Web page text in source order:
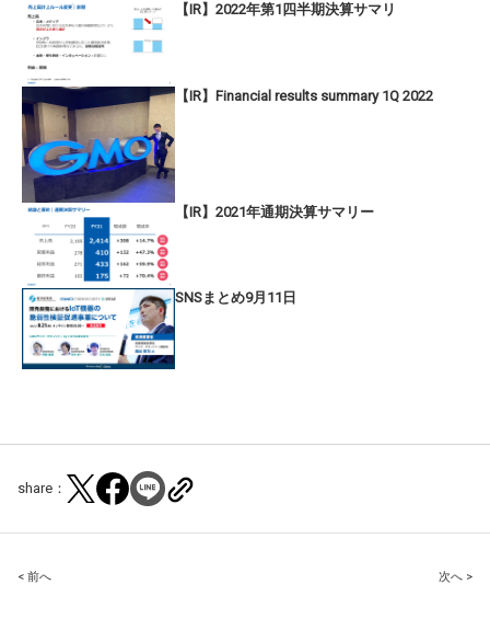
【IR】2022年第1四半期決算サマリ
【IR】Financial results summary 1Q 2022
【IR】2021年通期決算サマリー
SNSまとめ9月11日
share：
Post
< 前へ 次へ >